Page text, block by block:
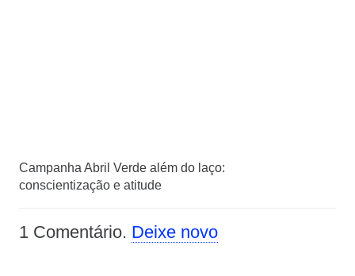
Campanha Abril Verde além do laço:
conscientização e atitude
1 Comentário. Deixe novo